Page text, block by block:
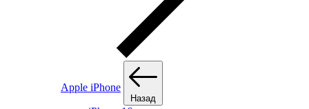
Apple iPhone
Назад